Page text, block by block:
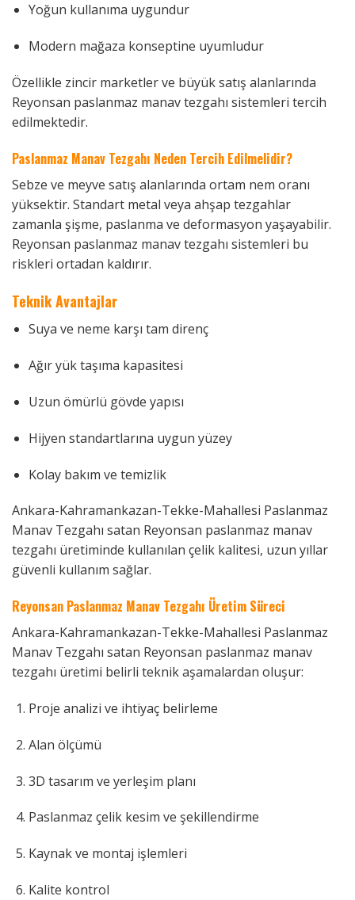
Yoğun kullanıma uygundur
Modern mağaza konseptine uyumludur
Özellikle zincir marketler ve büyük satış alanlarında
Reyonsan paslanmaz manav tezgahı sistemleri tercih
edilmektedir.
Paslanmaz Manav Tezgahı Neden Tercih Edilmelidir?
Sebze ve meyve satış alanlarında ortam nem oranı
yüksektir. Standart metal veya ahşap tezgahlar
zamanla şişme, paslanma ve deformasyon yaşayabilir.
Reyonsan paslanmaz manav tezgahı sistemleri bu
riskleri ortadan kaldırır.
Teknik Avantajlar
Suya ve neme karşı tam direnç
Ağır yük taşıma kapasitesi
Uzun ömürlü gövde yapısı
Hijyen standartlarına uygun yüzey
Kolay bakım ve temizlik
Ankara-Kahramankazan-Tekke-Mahallesi Paslanmaz
Manav Tezgahı satan Reyonsan paslanmaz manav
tezgahı üretiminde kullanılan çelik kalitesi, uzun yıllar
güvenli kullanım sağlar.
Reyonsan Paslanmaz Manav Tezgahı Üretim Süreci
Ankara-Kahramankazan-Tekke-Mahallesi Paslanmaz
Manav Tezgahı satan Reyonsan paslanmaz manav
tezgahı üretimi belirli teknik aşamalardan oluşur:
Proje analizi ve ihtiyaç belirleme
Alan ölçümü
3D tasarım ve yerleşim planı
Paslanmaz çelik kesim ve şekillendirme
Kaynak ve montaj işlemleri
Kalite kontrol